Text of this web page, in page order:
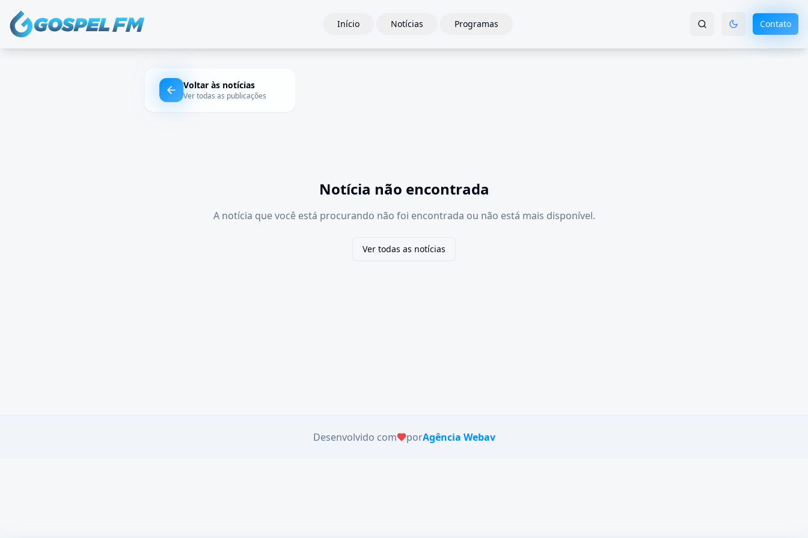
Início Notícias Programas Contato
Voltar às notícias
Ver todas as publicações
Notícia não encontrada
A notícia que você está procurando não foi encontrada ou não está mais disponível.
Ver todas as notícias
Desenvolvido com porAgência Webav